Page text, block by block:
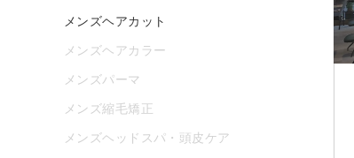
メンズヘアカット
メンズヘアカラー
メンズパーマ
メンズ縮毛矯正
メンズヘッドスパ・頭皮ケア